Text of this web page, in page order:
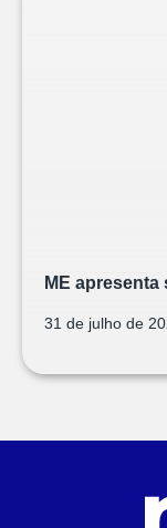
ME apresenta
31 de julho de